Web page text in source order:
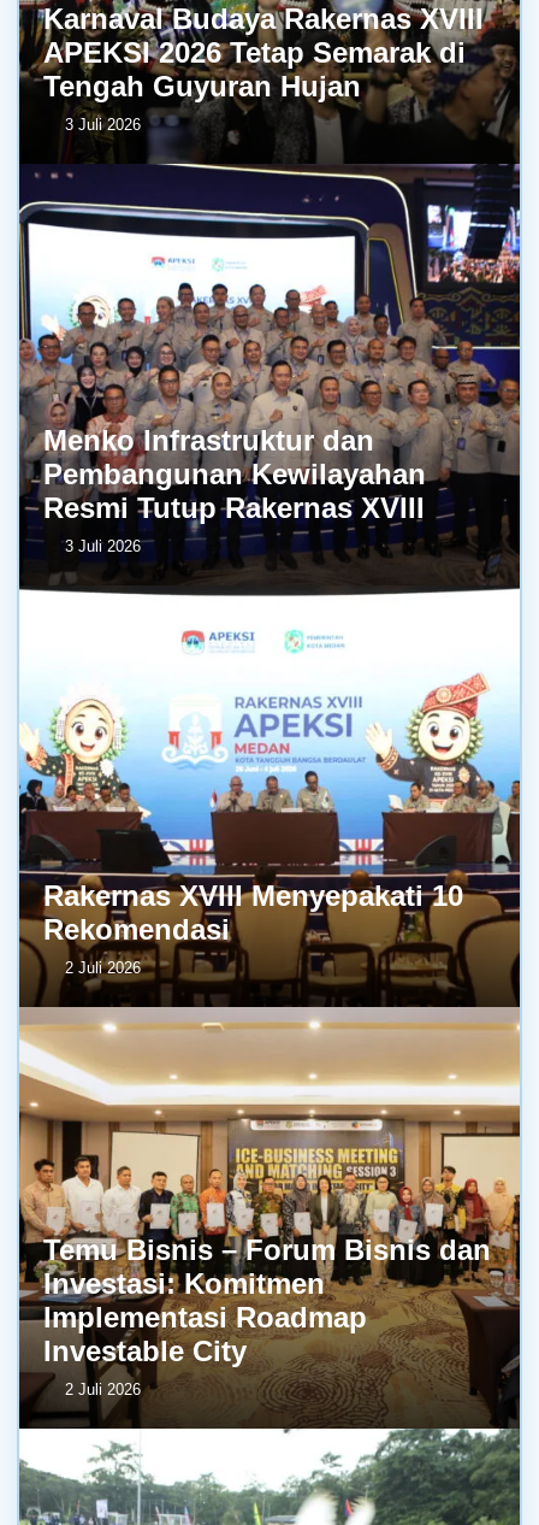
Karnaval Budaya Rakernas XVIII
APEKSI 2026 Tetap Semarak di
Tengah Guyuran Hujan
3 Juli 2026
Menko Infrastruktur dan
Pembangunan Kewilayahan
Resmi Tutup Rakernas XVIII
3 Juli 2026
Rakernas XVIII Menyepakati 10
Rekomendasi
2 Juli 2026
Temu Bisnis – Forum Bisnis dan
Investasi: Komitmen
Implementasi Roadmap
Investable City
2 Juli 2026